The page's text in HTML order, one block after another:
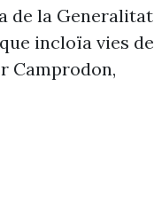
de la Generalitat
incloïa vies de
Camprodon,